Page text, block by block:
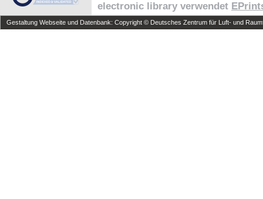
electronic library verwendet
Gestaltung Webseite und Datenbank: Copyright © Deutsches Zentrum für Luft- und